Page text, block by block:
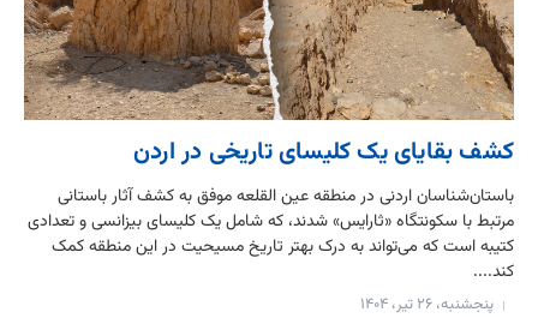
کشف بقایای یک کلیسای تاریخی در اردن
باستان‌شناسان اردنی در منطقه عین القلعه موفق به کشف آثار باستانی
مرتبط با سکونتگاه «ثارایس» شدند، که شامل یک کلیسای بیزانسی و تعدادی
کتیبه است که می‌تواند به درک بهتر تاریخ مسیحیت در این منطقه کمک
کند....
پنجشنبه، ۲۶ تیر، ۱۴۰۴